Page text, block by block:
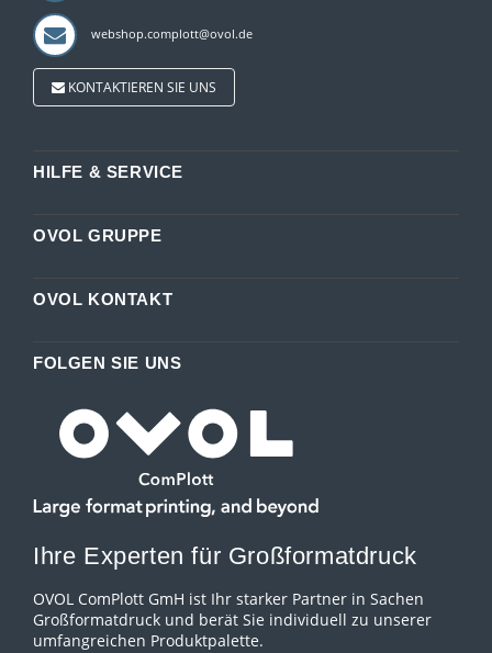
webshop.complott@ovol.de
KONTAKTIEREN SIE UNS
HILFE & SERVICE
OVOL GRUPPE
OVOL KONTAKT
FOLGEN SIE UNS
Ihre Experten für Großformatdruck
OVOL ComPlott GmH ist Ihr starker Partner in Sachen
Großformatdruck und berät Sie individuell zu unserer
umfangreichen Produktpalette.